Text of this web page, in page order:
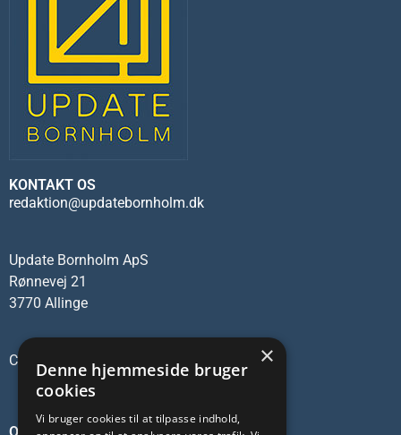
KONTAKT OS
redaktion@updatebornholm.dk
Update Bornholm ApS
Rønnevej 21
3770 Allinge
CVR-nr.: 45137473
OM OS
×
Denne hjemmeside bruger
cookies
Vi bruger cookies til at tilpasse indhold,